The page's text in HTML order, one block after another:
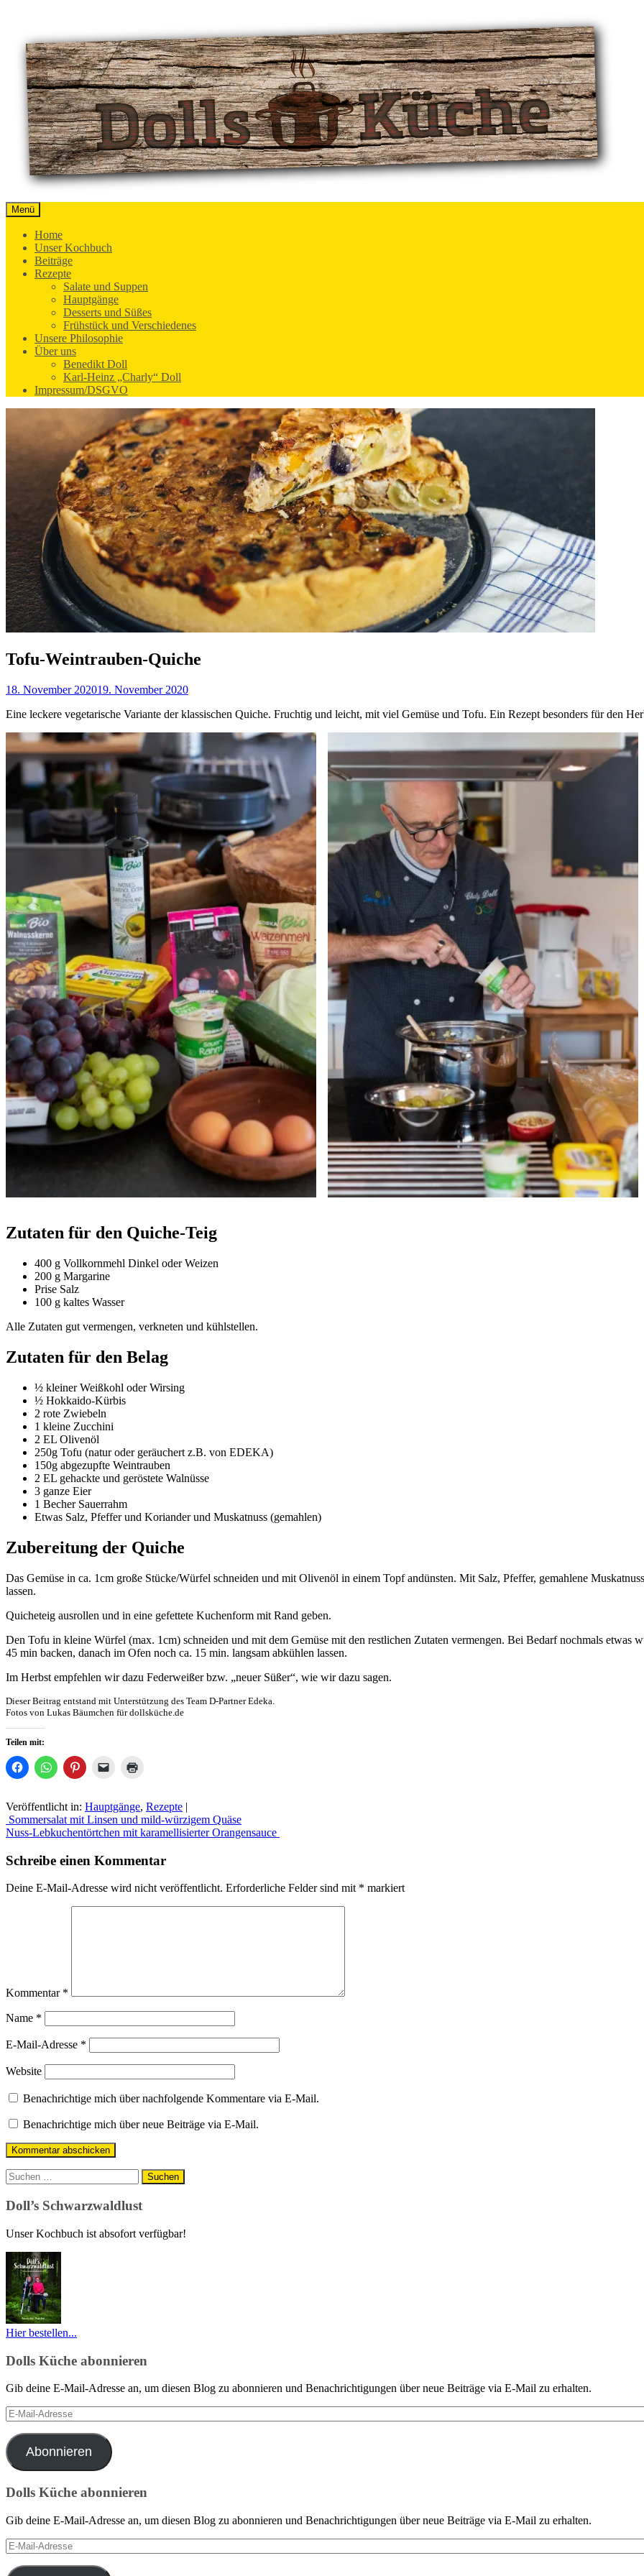
Dolls Küche
Menü
Home
Unser Kochbuch
Beiträge
Rezepte
Salate und Suppen
Hauptgänge
Desserts und Süßes
Frühstück und Verschiedenes
Unsere Philosophie
Über uns
Benedikt Doll
Karl-Heinz „Charly“ Doll
Impressum/DSGVO
Tofu-Weintrauben-Quiche
18. November 202019. November 2020
Eine leckere vegetarische Variante der klassischen Quiche. Fruchtig und leicht, mit viel Gemüse und Tofu. Ein Rezept besonders für den
Zutaten für den Quiche-Teig
400 g Vollkornmehl Dinkel oder Weizen
200 g Margarine
Prise Salz
100 g kaltes Wasser
Alle Zutaten gut vermengen, verkneten und kühlstellen.
Zutaten für den Belag
½ kleiner Weißkohl oder Wirsing
½ Hokkaido-Kürbis
2 rote Zwiebeln
1 kleine Zucchini
2 EL Olivenöl
250g Tofu (natur oder geräuchert z.B. von EDEKA)
150g abgezupfte Weintrauben
2 EL gehackte und geröstete Walnüsse
3 ganze Eier
1 Becher Sauerrahm
Etwas Salz, Pfeffer und Koriander und Muskatnuss (gemahlen)
Zubereitung der Quiche
Das Gemüse in ca. 1cm große Stücke/Würfel schneiden und mit Olivenöl in einem Topf andünsten. Mit Salz, Pfeffer, gemahlene
lassen.
Quicheteig ausrollen und in eine gefettete Kuchenform mit Rand geben.
Den Tofu in kleine Würfel (max. 1cm) schneiden und mit dem Gemüse mit den restlichen Zutaten vermengen. Bei Bedarf nochmals etwas
45 min backen, danach im Ofen noch ca. 15 min. langsam abkühlen lassen.
Im Herbst empfehlen wir dazu Federweißer bzw. „neuer Süßer“, wie wir dazu sagen.
Dieser Beitrag entstand mit Unterstützung des Team D-Partner Edeka.
Fotos von Lukas Bäumchen für dollsküche.de
Teilen mit:
Klick,
um
zu
teilen
(Wird
in
neuem
geöffnet)
Klicken,
um
zu
teilen
(Wird
in
neuem
geöffnet)
Klick,
um
zu
teilen
(Wird
in
neuem
geöffnet)
Klicken,
einen
Link
per
E-
Mail
senden
(Wird
neuem
Fenster
geöffnet)
in
neuem
Fenster
geöffnet)
Veröffentlicht in: Hauptgänge, Rezepte |
Tofu,
Vegetarisch,
Beitrags-
Navigation
Sommersalat mit Linsen und mild-würzigem Quäse
Nuss-Lebkuchentörtchen mit karamellisierter Orangensauce
Schreibe einen Kommentar
Deine E-Mail-Adresse wird nicht veröffentlicht. Erforderliche Felder sind mit * markiert
Kommentar *
Name *
E-Mail-Adresse *
Website
Benachrichtige mich über nachfolgende Kommentare via E-Mail.
Benachrichtige mich über neue Beiträge via E-Mail.
Suchen
nach:
Doll’s Schwarzwaldlust
Unser Kochbuch ist absofort verfügbar!
Hier bestellen...
Dolls Küche abonnieren
Gib deine E-Mail-Adresse an, um diesen Blog zu abonnieren und Benachrichtigungen über neue Beiträge via E-Mail zu erhalten.
E-
Mail-
Adresse
Abonnieren
Dolls Küche abonnieren
Gib deine E-Mail-Adresse an, um diesen Blog zu abonnieren und Benachrichtigungen über neue Beiträge via E-Mail zu erhalten.
E-
Mail-
Adresse